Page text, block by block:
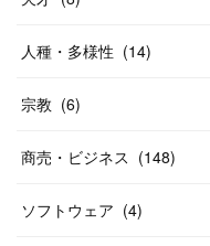
人種・多様性 (14)
宗教 (6)
商売・ビジネス (148)
ソフトウェア (4)